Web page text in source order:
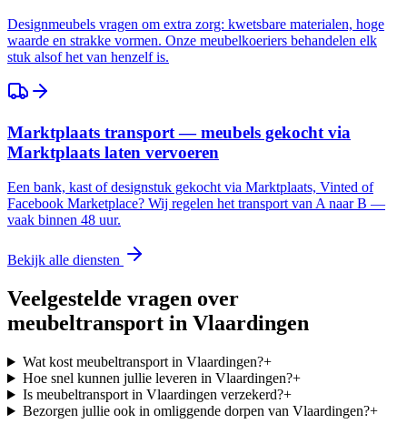
Designmeubels vragen om extra zorg: kwetsbare materialen, hoge
waarde en strakke vormen. Onze meubelkoeriers behandelen elk
stuk alsof het van henzelf is.
Marktplaats transport — meubels gekocht via
Marktplaats laten vervoeren
Een bank, kast of designstuk gekocht via Marktplaats, Vinted of
Facebook Marketplace? Wij regelen het transport van A naar B —
vaak binnen 48 uur.
Bekijk alle diensten
Veelgestelde vragen over
meubeltransport in Vlaardingen
Wat kost meubeltransport in Vlaardingen?+
Hoe snel kunnen jullie leveren in Vlaardingen?+
Is meubeltransport in Vlaardingen verzekerd?+
Bezorgen jullie ook in omliggende dorpen van Vlaardingen?+